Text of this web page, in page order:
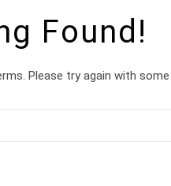
Found!
Please try again with